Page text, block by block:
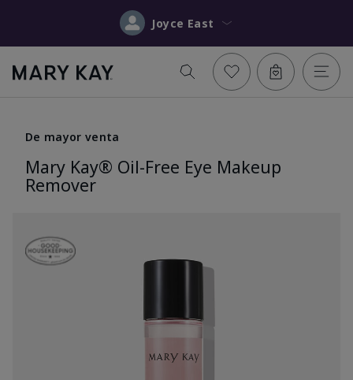
Joyce East
De mayor venta
Mary Kay® Oil-Free Eye Makeup
Remover